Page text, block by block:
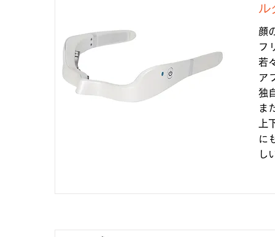
ル
顔
フ
若
ア
独
ま
上
に
し